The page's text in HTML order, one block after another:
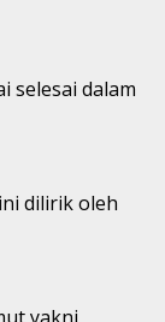
selesai dalam
dilirik oleh